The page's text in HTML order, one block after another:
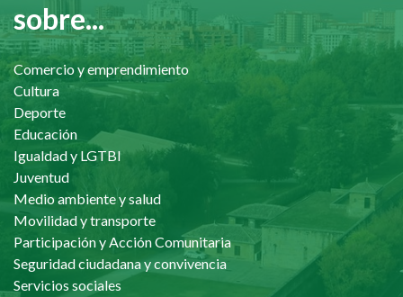
sobre...
Comercio y emprendimiento
Cultura
Deporte
Educación
Igualdad y LGTBI
Juventud
Medio ambiente y salud
Movilidad y transporte
Participación y Acción Comunitaria
Seguridad ciudadana y convivencia
Servicios sociales